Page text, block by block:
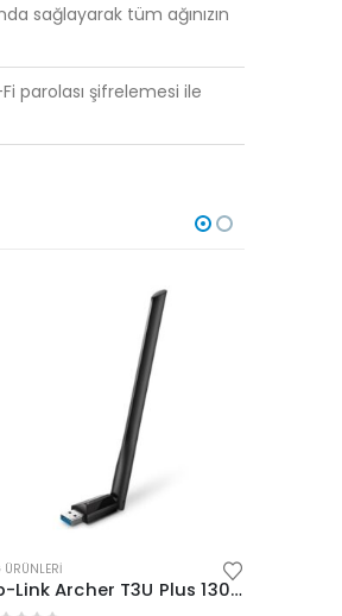
sağlayarak tüm ağınızın
parolası şifrelemesi ile
ÜRÜNLERI
Tp-Link Archer T3U Plus 1300Mbps USB Adaptör